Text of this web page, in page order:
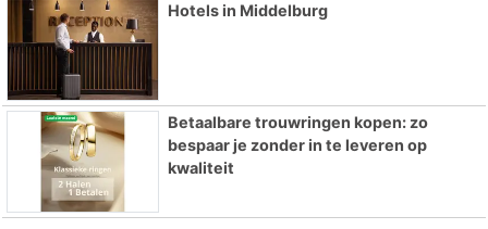
Hotels in Middelburg
Betaalbare trouwringen kopen: zo
bespaar je zonder in te leveren op
kwaliteit